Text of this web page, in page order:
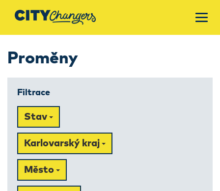
Proměny
Filtrace
Stav
Karlovarský kraj
Město